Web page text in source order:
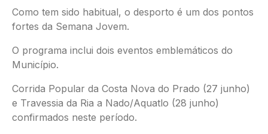
Como tem sido habitual, o desporto é um dos pontos
fortes da Semana Jovem.
O programa inclui dois eventos emblemáticos do
Município.
Corrida Popular da Costa Nova do Prado (27 junho)
e Travessia da Ria a Nado/Aquatlo (28 junho)
confirmados neste período.